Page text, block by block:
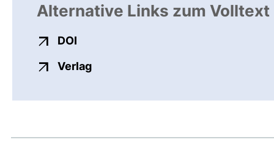
Alternative Links zum Volltext
DOI
Verlagexterner Link, öffnet neues